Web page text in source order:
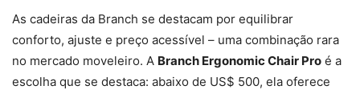
As cadeiras da Branch se destacam por equilibrar
conforto, ajuste e preço acessível – uma combinação rara
no mercado moveleiro. A Branch Ergonomic Chair Pro é a
escolha que se destaca: abaixo de US$ 500, ela oferece